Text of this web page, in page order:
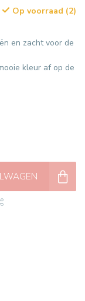
Op voorraad (2)
en zacht voor de
kleur af op de